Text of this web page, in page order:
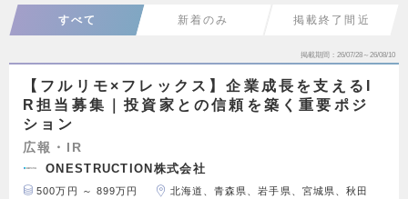
すべて 新着のみ 掲載終了間近
掲載期間 26/07/28～26/08/10
【フルリモ×フレックス】企業成長を支えるI
R担当募集｜投資家との信頼を築く重要ポジ
ション
広報・IR
ONESTRUCTION株式会社
500万円 ～ 899万円
北海道、青森県、岩手県、宮城県、秋田